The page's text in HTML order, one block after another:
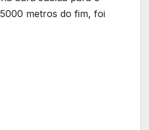
metros do fim, foi